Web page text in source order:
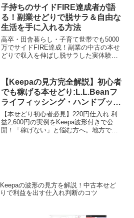
の整え方までの生存戦略を全て公開しま
す。
子持ちのサイドFIRE達成者が語
る！副業せどりで脱サラ＆自由な
生活を手に入れる方法
高卒・田舎暮らし・子育て世帯でも5000
万でサイドFIRE達成！副業の中古の本せ
どりで収入を伸ばし脱サラした実体験
砦、稼ぐ力について僕の体験談を紹介い
たします。
【Keepaの見方完全解説】初心者
でも稼げる本せどり:L.L.Beanフ
ライフィッシング・ハンドブッ
ク
【本せどり初心者必見】220円仕入れ 利
益2,600円の実例をKeepa波形付きで公
開！「稼げない」と悩む方へ。地方でも
Keepaの波形の見方を解説！中古本せど
りで利益を出す仕入れ判断のコツ